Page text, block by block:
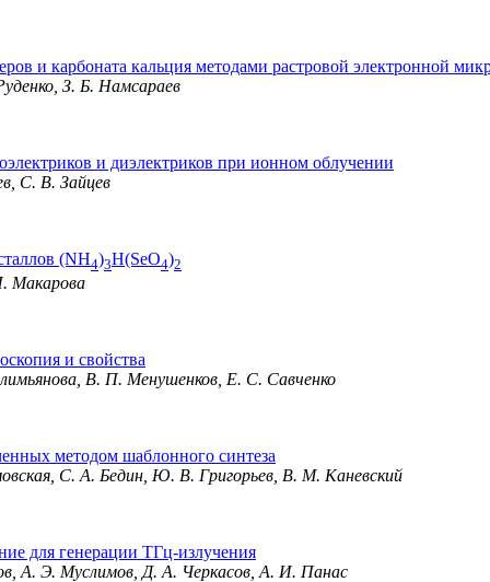
и карбоната кальция методами растровой электронной
З. Б. Намсараев
и диэлектриков при ионном облучении
С. В. Зайцев
(NH4)3H(SeO4)2
Макарова
и свойства
В. П. Менушенков, Е. С. Савченко
методом шаблонного синтеза
С. А. Бедин, Ю. В. Григорьев, В. М. Каневский
для генерации ТГц-излучения
А. Э. Муслимов, Д. А. Черкасов, А. И. Панас